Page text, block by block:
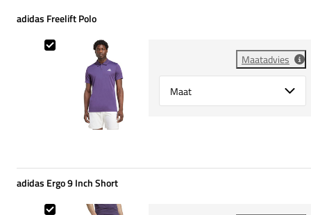
adidas Freelift Polo
Maatadvies
Select {option} for {name}
adidas Freelift Polo
adidas Ergo 9 Inch Short
adidas Ergo 9 Inch Short